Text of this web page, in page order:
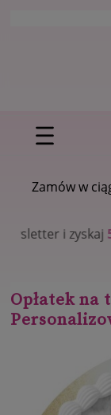
Zamów w
5 % rabatuna
Opłatek